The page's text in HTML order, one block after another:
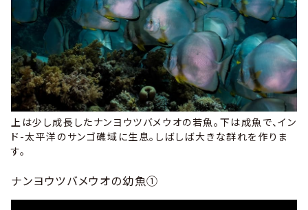
上 は少し成長したナンヨウツバメウオの若魚。 下 は成魚で、イン
ド-太平洋のサンゴ礁域に生息。しばしば大きな群れを作りま
す。
ナンヨウツバメウオの幼魚①